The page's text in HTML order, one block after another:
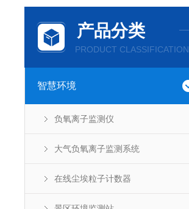
产品分类
PRODUCT CLASSIFICATION
智慧环境
负氧离子监测仪
大气负氧离子监测系统
在线尘埃粒子计数器